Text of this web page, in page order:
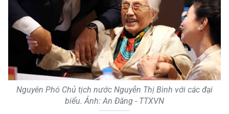
Nguyên Phó Chủ tịch nước Nguyễn Thị Bình với các đại
biểu. Ảnh: An Đăng - TTXVN